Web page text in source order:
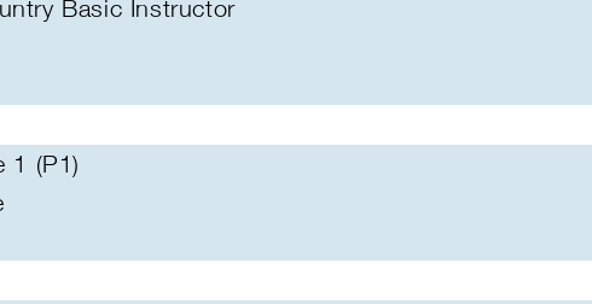
Basic Instructor
1 (P1)